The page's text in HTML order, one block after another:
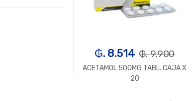
₲. 8.514 ₲. 9.900
ACETAMOL 500MG TABL. CAJA X
20